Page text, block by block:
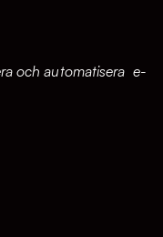
och automatisera e-